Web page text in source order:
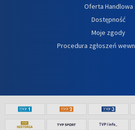
Oferta Handlowa
Dostępność
Moje zgody
Procedura zgłoszeń